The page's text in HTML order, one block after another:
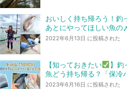
おいしく持ち帰ろう！釣
あとにやってほしい魚の
2022年6月13日 に投稿された
【知っておきたい
】釣
魚どう持ち帰る？「保冷
2023年6月16日 に投稿された